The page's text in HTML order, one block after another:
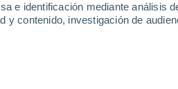
e identificación mediante análisis
y contenido, investigación de